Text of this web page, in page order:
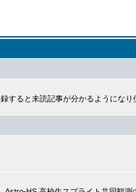
すると未読記事が分かるようになり